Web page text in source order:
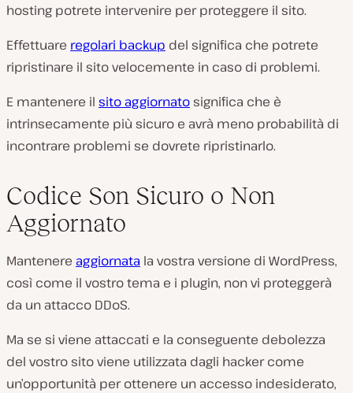
hosting potrete intervenire per proteggere il sito.
Effettuare regolari backup del significa che potrete
ripristinare il sito velocemente in caso di problemi.
E mantenere il sito aggiornato significa che è
intrinsecamente più sicuro e avrà meno probabilità di
incontrare problemi se dovrete ripristinarlo.
Codice Son Sicuro o Non
Aggiornato
Mantenere aggiornata la vostra versione di WordPress,
così come il vostro tema e i plugin, non vi proteggerà
da un attacco DDoS.
Ma se si viene attaccati e la conseguente debolezza
del vostro sito viene utilizzata dagli hacker come
un’opportunità per ottenere un accesso indesiderato,